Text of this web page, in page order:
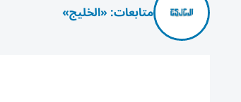
متابعات: «الخليج»